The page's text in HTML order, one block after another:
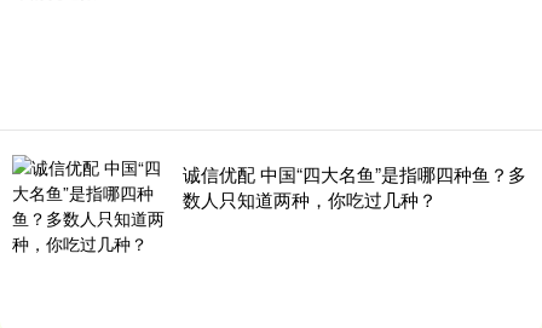
诚信优配 中国“四大名鱼”是指哪四种鱼？多
数人只知道两种，你吃过几种？